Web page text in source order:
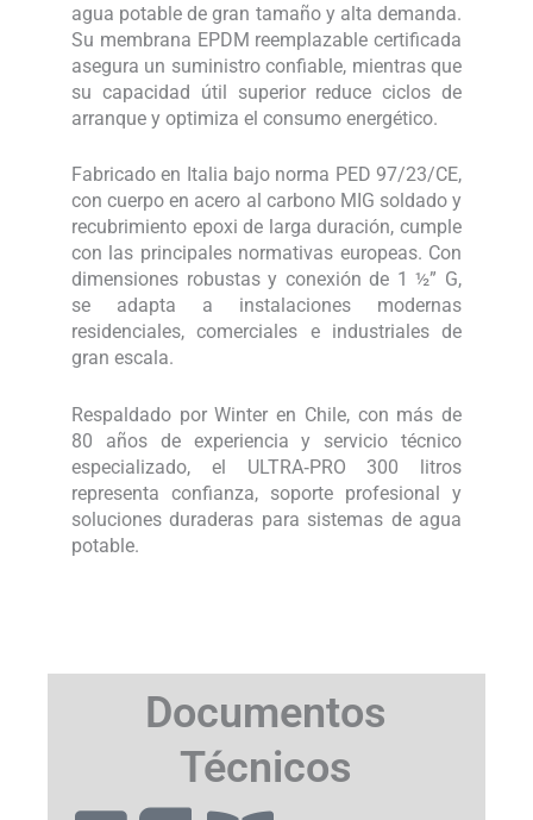
agua potable de gran tamaño y alta demanda.
Su membrana EPDM reemplazable certificada
asegura un suministro confiable, mientras que
su capacidad útil superior reduce ciclos de
arranque y optimiza el consumo energético.
Fabricado en Italia bajo norma PED 97/23/CE,
con cuerpo en acero al carbono MIG soldado y
recubrimiento epoxi de larga duración, cumple
con las principales normativas europeas. Con
dimensiones robustas y conexión de 1 ½” G,
se adapta a instalaciones modernas
residenciales, comerciales e industriales de
gran escala.
Respaldado por Winter en Chile, con más de
80 años de experiencia y servicio técnico
especializado, el ULTRA‑PRO 300 litros
representa confianza, soporte profesional y
soluciones duraderas para sistemas de agua
potable.
Documentos
Técnicos